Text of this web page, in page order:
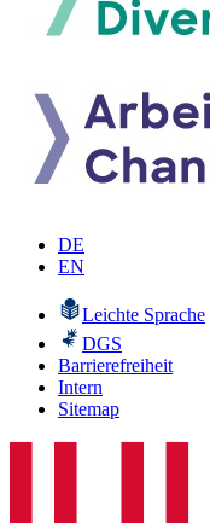
DE
EN
Leichte Sprache
DGS
Barrierefreiheit
Intern
Sitemap